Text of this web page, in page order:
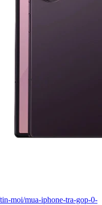
moi/mua-iphone-tra-gop-0-